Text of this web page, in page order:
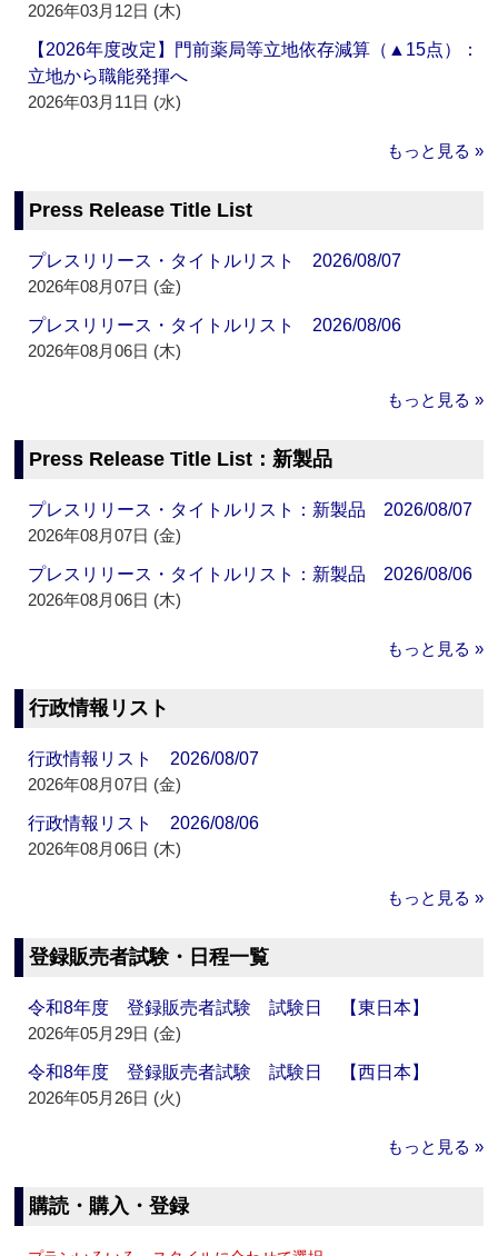
2026年03月12日 (木)
【2026年度改定】門前薬局等立地依存減算（▲15点）：
立地から職能発揮へ
2026年03月11日 (水)
もっと見る »
Press Release Title List
プレスリリース・タイトルリスト 2026/08/07
2026年08月07日 (金)
プレスリリース・タイトルリスト 2026/08/06
2026年08月06日 (木)
もっと見る »
Press Release Title List：新製品
プレスリリース・タイトルリスト：新製品 2026/08/07
2026年08月07日 (金)
プレスリリース・タイトルリスト：新製品 2026/08/06
2026年08月06日 (木)
もっと見る »
行政情報リスト
行政情報リスト 2026/08/07
2026年08月07日 (金)
行政情報リスト 2026/08/06
2026年08月06日 (木)
もっと見る »
登録販売者試験・日程一覧
令和8年度 登録販売者試験 試験日 【東日本】
2026年05月29日 (金)
令和8年度 登録販売者試験 試験日 【西日本】
2026年05月26日 (火)
もっと見る »
購読・購入・登録